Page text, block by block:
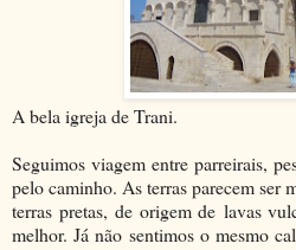
A bela igreja de Trani.
Seguimos viagem entre parreirais,
pelo caminho. As terras parecem ser
terras pretas, de origem de lavas
melhor. Já não sentimos o mesmo